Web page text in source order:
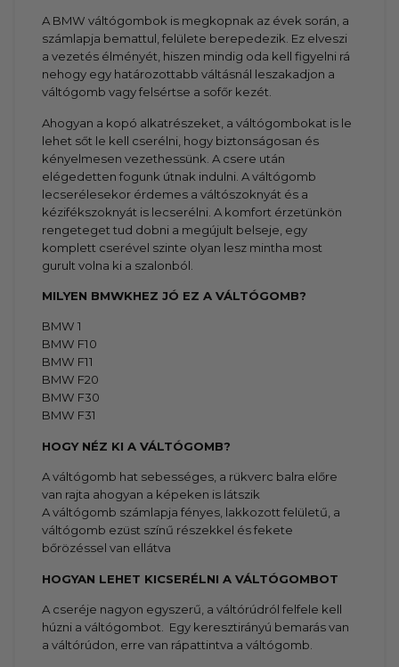
A BMW váltógombok is megkopnak az évek során, a
számlapja bemattul, felülete berepedezik. Ez elveszi
a vezetés élményét, hiszen mindig oda kell figyelni rá
nehogy egy határozottabb váltásnál leszakadjon a
váltógomb vagy felsértse a sofőr kezét.
Ahogyan a kopó alkatrészeket, a váltógombokat is le
lehet sőt le kell cserélni, hogy biztonságosan és
kényelmesen vezethessünk. A csere után
elégedetten fogunk útnak indulni. A váltógomb
lecserélesekor érdemes a váltószoknyát és a
kézifékszoknyát is lecserélni. A komfort érzetünkön
rengeteget tud dobni a megújult belseje, egy
komplett cserével szinte olyan lesz mintha most
gurult volna ki a szalonból.
MILYEN BMWKHEZ JÓ EZ A VÁLTÓGOMB?
BMW 1
BMW F10
BMW F11
BMW F20
BMW F30
BMW F31
HOGY NÉZ KI A VÁLTÓGOMB?
A váltógomb hat sebességes, a rükverc balra előre
van rajta ahogyan a képeken is látszik
A váltógomb számlapja fényes, lakkozott felületű, a
váltógomb ezüst színű részekkel és fekete
bőrözéssel van ellátva
HOGYAN LEHET KICSERÉLNI A VÁLTÓGOMBOT
A cseréje nagyon egyszerű, a váltórúdról felfele kell
húzni a váltógombot. Egy keresztirányú bemarás van
a váltórúdon, erre van rápattintva a váltógomb.